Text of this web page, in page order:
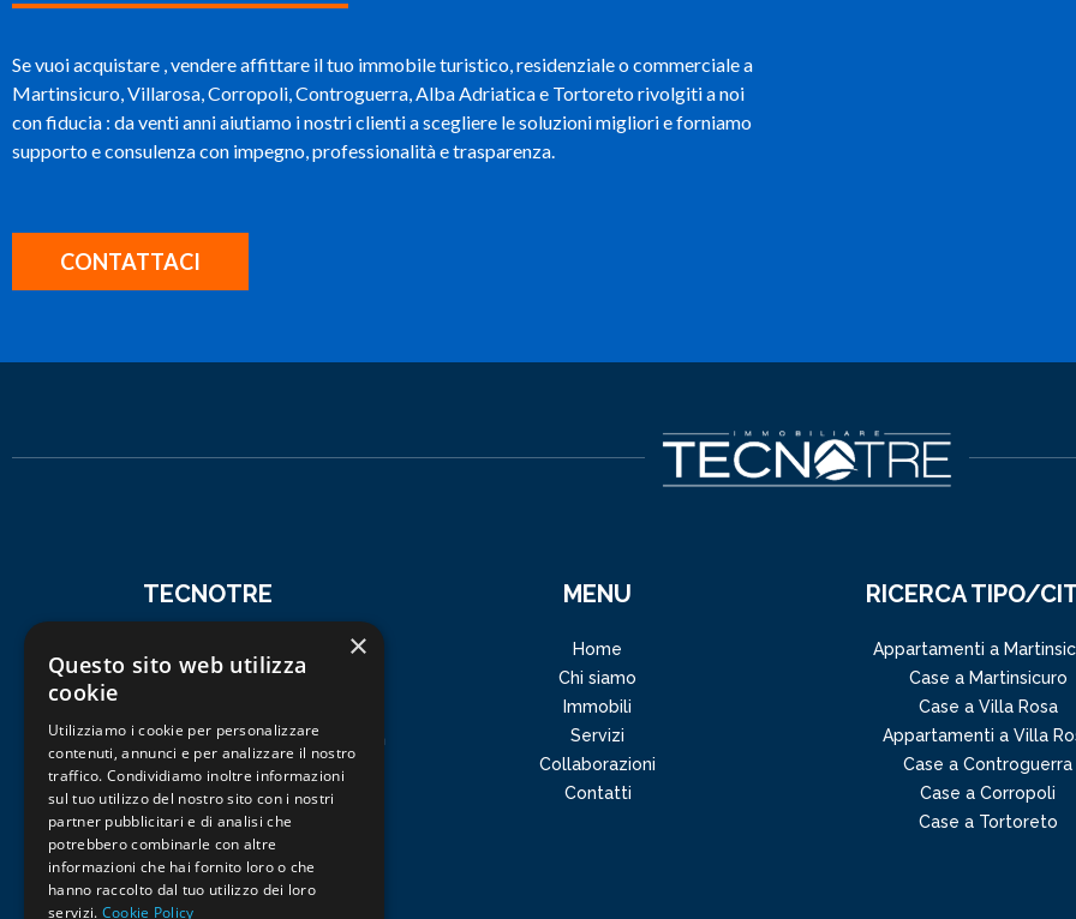
Se vuoi acquistare , vendere affittare il tuo immobile turistico, residenziale o commerciale a
Martinsicuro, Villarosa, Corropoli, Controguerra, Alba Adriatica e Tortoreto rivolgiti a noi
con fiducia : da venti anni aiutiamo i nostri clienti a scegliere le soluzioni migliori e forniamo
supporto e consulenza con impegno, professionalità e trasparenza.
CONTATTACI
TECNOTRE
L’agenzia Tecnotre nasce dall’esperienza
maturata nel corso degli anni ,con una forte
presenza in zona dal 2003 nel settore delle
residenziale di Martinsicuro, Villarosa, Alba
Adriatica e Tortoreto.
MENU
Home
Chi siamo
Immobili
Servizi
Collaborazioni
Contatti
RICERCA TIPO/
Appartamenti a
Case a Martinsicuro
Case a Villa Rosa
Appartamenti a Villa
Case a Controguerra
Case a Corropoli
Case a Tortoreto
×
Questo sito web utilizza
cookie
Utilizziamo i cookie per personalizzare
contenuti, annunci e per analizzare il nostro
traffico. Condividiamo inoltre informazioni
sul tuo utilizzo del nostro sito con i nostri
partner pubblicitari e di analisi che
potrebbero combinarle con altre
informazioni che hai fornito loro o che
hanno raccolto dal tuo utilizzo dei loro
servizi. Cookie Policy